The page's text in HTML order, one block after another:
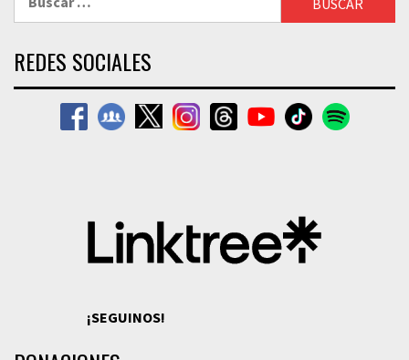
REDES SOCIALES
¡SEGUINOS!